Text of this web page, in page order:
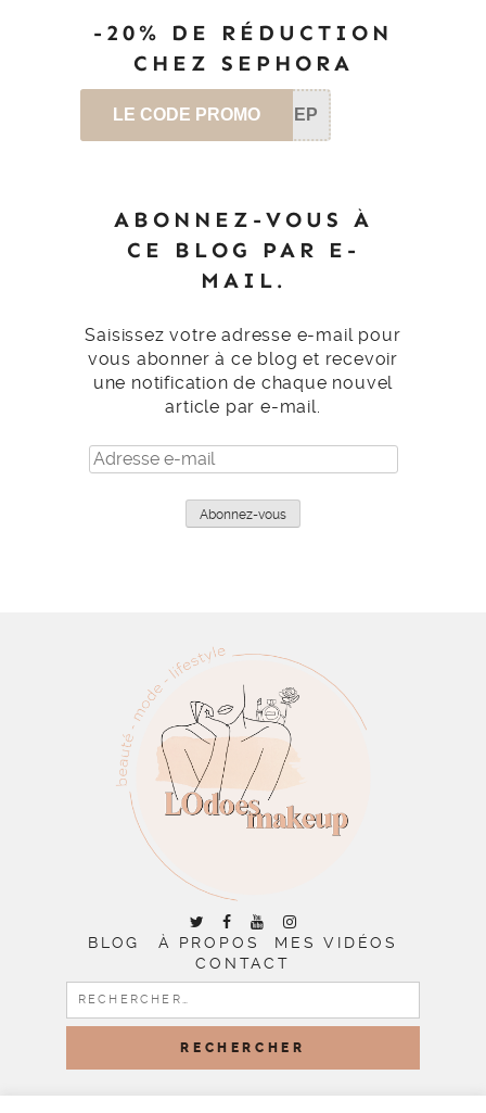
-20% DE RÉDUCTION
CHEZ SEPHORA
LE CODE PROMO SEP
ABONNEZ-VOUS À
CE BLOG PAR E-
MAIL.
Saisissez votre adresse e-mail pour
vous abonner à ce blog et recevoir
une notification de chaque nouvel
article par e-mail.
Adresse
e-
Abonnez-vous
BLOG À PROPOS
MES VIDÉOS
CONTACT
RECHERCHER :